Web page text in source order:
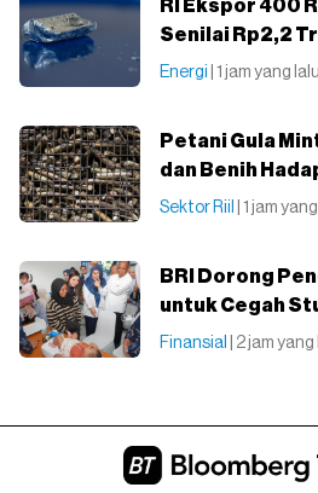
RI Ekspor 400
Senilai Rp2,2
Energi | 1 jam yang lalu
Petani Gula
dan Benih
Sektor Riil | 1 jam
BRI Dorong
untuk Cegah
Finansial | 2 jam